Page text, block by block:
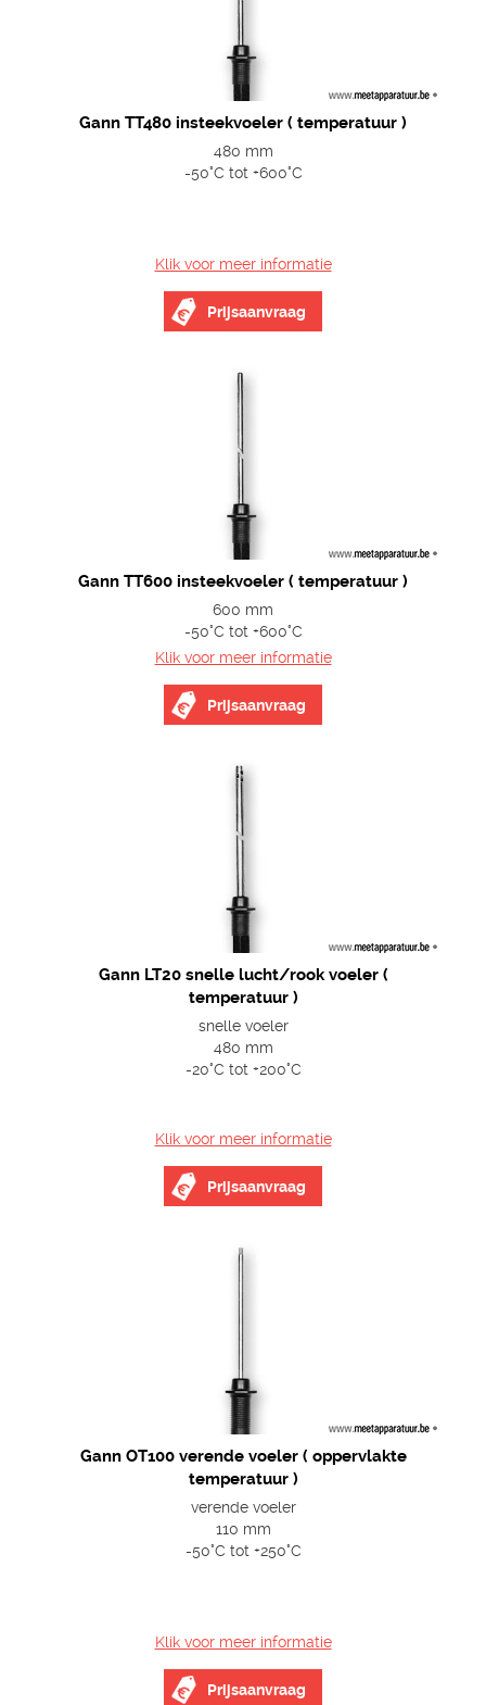
Gann TT480 insteekvoeler ( temperatuur )
480 mm
-50°C tot +600°C
Klik voor meer informatie
Prijsaanvraag
Gann TT600 insteekvoeler ( temperatuur )
600 mm
-50°C tot +600°C
Klik voor meer informatie
Prijsaanvraag
Gann LT20 snelle lucht/rook voeler (
temperatuur )
snelle voeler
480 mm
-20°C tot +200°C
Klik voor meer informatie
Prijsaanvraag
Gann OT100 verende voeler ( oppervlakte
temperatuur )
verende voeler
110 mm
-50°C tot +250°C
Klik voor meer informatie
Prijsaanvraag